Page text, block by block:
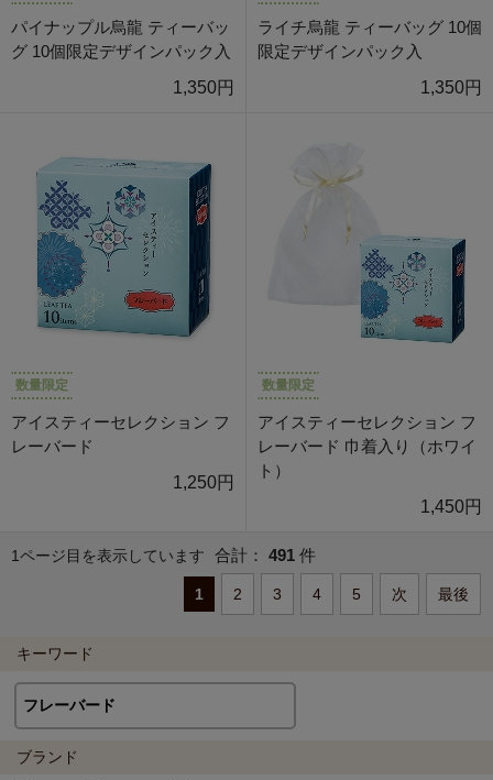
パイナップル烏龍 ティーバッ
グ 10個限定デザインパック入
1,350円
ライチ烏龍 ティーバッグ 10個
限定デザインパック入
1,350円
数量限定
アイスティーセレクション フ
レーバード
1,250円
数量限定
アイスティーセレクション フ
レーバード 巾着入り（ホワイ
ト）
1,450円
1ページ目を表示しています 合計： 491 件
1 2 3 4 5 次 最後
キーワード
ブランド